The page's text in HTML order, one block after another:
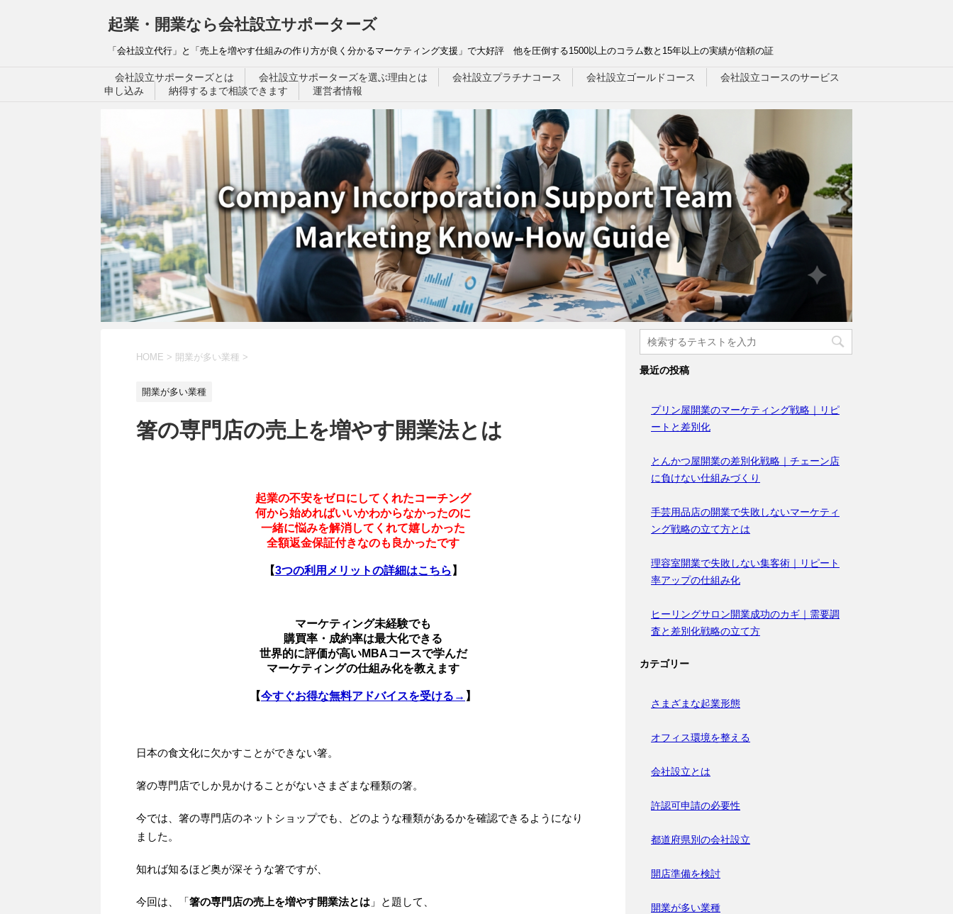
起業・開業なら会社設立サポーターズ
「会社設立代行」と「売上を増やす仕組みの作り方が良く分かるマーケティング支援」で大好評 他を圧倒する1500以上のコラム数と15年以上の実績が信頼の証
会社設立サポーターズとは 会社設立サポーターズを選ぶ理由とは 会社設立プラチナコース 会社設立ゴールドコース
会社設立コースのサービス
申し込み
納得するまで相談できます 運営者情報
HOME > 開業が多い業種 >
開業が多い業種
箸の専門店の売上を増やす開業法とは
起業の不安をゼロにしてくれたコーチング
何から始めればいいかわからなかったのに
一緒に悩みを解消してくれて嬉しかった
全額返金保証付きなのも良かったです
【3つの利用メリットの詳細はこちら 】
マーケティング未経験でも
購買率・成約率は最大化できる
世界的に評価が高いMBAコースで学んだ
マーケティングの仕組み化を教えます
【今すぐお得な無料アドバイスを受ける→ 】
日本の食文化に欠かすことができない箸。
箸の専門店でしか見かけることがないさまざまな種類の箸。
今では、箸の専門店のネットショップでも、どのような種類があるかを確認できるようになり
ました。
知れば知るほど奥が深そうな箸ですが、
今回は、「箸の専門店の売上を増やす開業法とは 」と題して、
最近の投稿
プリン屋開業のマーケティング戦略｜リピ
ートと差別化
とんかつ屋開業の差別化戦略｜チェーン店
に負けない仕組みづくり
手芸用品店の開業で失敗しないマーケティ
ング戦略の立て方とは
理容室開業で失敗しない集客術｜リピート
率アップの仕組み化
ヒーリングサロン開業成功のカギ｜需要調
査と差別化戦略の立て方
カテゴリー
さまざまな起業形態
オフィス環境を整える
会社設立とは
許認可申請の必要性
都道府県別の会社設立
開店準備を検討
開業が多い業種